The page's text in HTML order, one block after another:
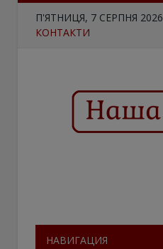
П'ЯТНИЦЯ, 7 СЕРПНЯ 2026
КОНТАКТИ
НАВИГАЦИЯ